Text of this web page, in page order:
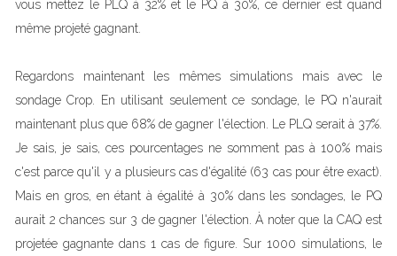
vous mettez le PLQ à 32% et le PQ à 30%, ce dernier est quand
même projeté gagnant.
Regardons maintenant les mêmes simulations mais avec le
sondage Crop. En utilisant seulement ce sondage, le PQ n'aurait
maintenant plus que 68% de gagner l'élection. Le PLQ serait à 37%.
Je sais, je sais, ces pourcentages ne somment pas à 100% mais
c'est parce qu'il y a plusieurs cas d'égalité (63 cas pour être exact).
Mais en gros, en étant à égalité à 30% dans les sondages, le PQ
aurait 2 chances sur 3 de gagner l'élection. À noter que la CAQ est
projetée gagnante dans 1 cas de figure. Sur 1000 simulations, le